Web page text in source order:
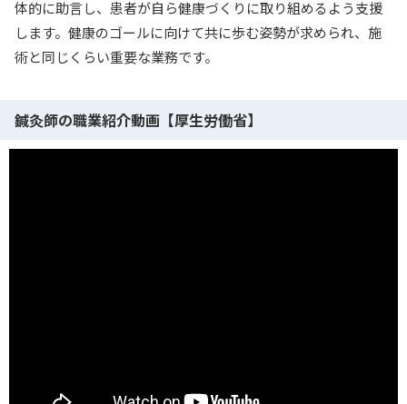
体的に助言し、患者が自ら健康づくりに取り組めるよう支援
します。健康のゴールに向けて共に歩む姿勢が求められ、施
術と同じくらい重要な業務です。
鍼灸師の職業紹介動画【厚生労働省】